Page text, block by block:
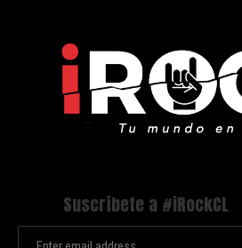
Suscríbete a #iRockCL